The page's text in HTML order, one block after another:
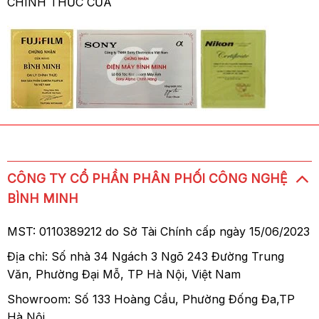
Hệ thống lấy nét siêu thanh Hyper Sonic Motor
Ống kính Sigma 10-20mm F4.5-5.6 EX DC HSM
được trang bị mô tơ lấy nét tốc độ cao HSM,
xác và gần như im lặng, phù hợp cho việc
chụp ảnh tĩnh một cách độc đáo, mà không
bị ảnh hưởng bởi tiếng ồn gây ra.
Cơ chế lấy nét trong IF
Cơ chế lấy nét trong IF cho khả năng lấy nét
tự động mượt mà và nhanh chóng mà không
thay đổi kích thước ống kính. Cơ chế này
CÔNG TY CỔ PHẦN PHÂN PHỐI CÔNG NGHỆ
BÌNH MINH
MST: 0110389212 do Sở Tài Chính cấp ngày 15/06/2023
Địa chỉ: Số nhà 34 Ngách 3 Ngõ 243 Đường Trung
Văn, Phường Đại Mỗ, TP Hà Nội, Việt Nam
Showroom: Số 133 Hoàng Cầu, Phường Đống Đa,TP